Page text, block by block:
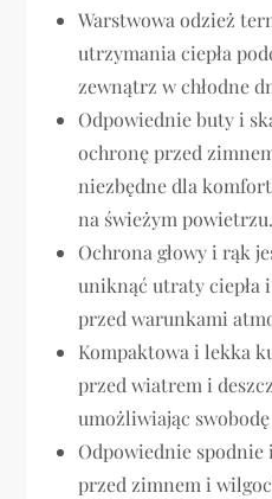
Warstwowa odzież
utrzymania ciepła
zewnątrz w chłodne
Odpowiednie buty i
ochronę przed
niezbędne dla
na świeżym powietrzu.
Ochrona głowy i rąk
uniknąć utraty ciepła
przed warunkami
Kompaktowa i lekka
przed wiatrem i
umożliwiając
Odpowiednie
przed zimnem i